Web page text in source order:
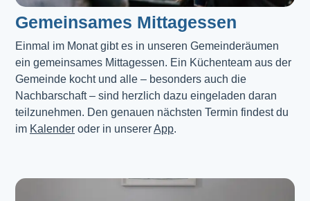
Gemeinsames Mittagessen
Einmal im Monat gibt es in unseren Gemeinderäumen
ein gemeinsames Mittagessen. Ein Küchenteam aus der
Gemeinde kocht und alle – besonders auch die
Nachbarschaft – sind herzlich dazu eingeladen daran
teilzunehmen. Den genauen nächsten Termin findest du
im Kalender oder in unserer App.